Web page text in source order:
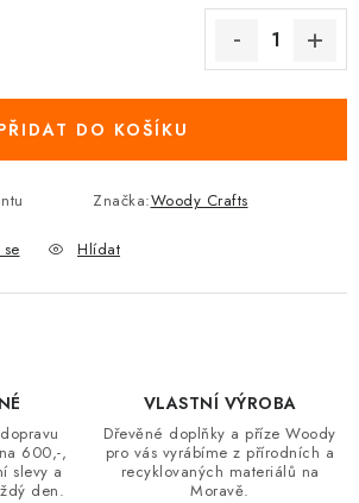
DO KOŠÍKU
Značka:Woody Crafts
Hlídat
600,-,
slevy a
den.
VLASTNÍ VÝROBA
Dřevěné doplňky a příze Woody
pro vás vyrábíme z přírodních a
recyklovaných materiálů na
Moravě.